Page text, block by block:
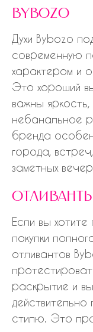
bybozo
Духи Bybozo
современную
характером и
Это хороший
важны
небанальное
бренда
города,
заметных
Если вы
покупки
отливантов
раскрытие и
стилю. Это